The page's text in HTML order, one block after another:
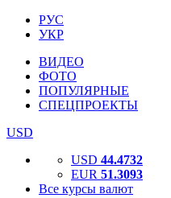
РУС
УКР
ВИДЕО
ФОТО
ПОПУЛЯРНЫЕ
СПЕЦПРОЕКТЫ
USD
USD 44.4732
EUR 51.3093
Все курсы валют